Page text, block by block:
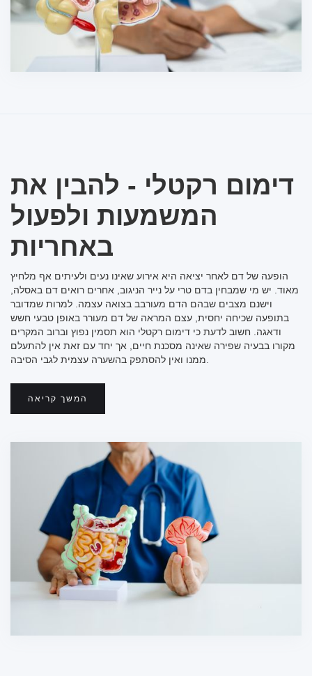
דימום רקטלי - להבין את
המשמעות ולפעול
באחריות
הופעה של דם לאחר יציאה היא אירוע שאינו נעים ולעיתים אף מלחיץ
מאוד. יש מי שמבחין בדם טרי על נייר הניגוב, אחרים רואים דם באסלה,
וישנם מצבים שבהם הדם מעורבב בצואה עצמה. למרות שמדובר
בתופעה שכיחה יחסית, עצם המראה של דם מעורר באופן טבעי חשש
ודאגה. חשוב לדעת כי דימום רקטלי הוא תסמין נפוץ וברוב המקרים
מקורו בבעיה שפירה שאינה מסכנת חיים, אך יחד עם זאת אין להתעלם
המשך קריאה